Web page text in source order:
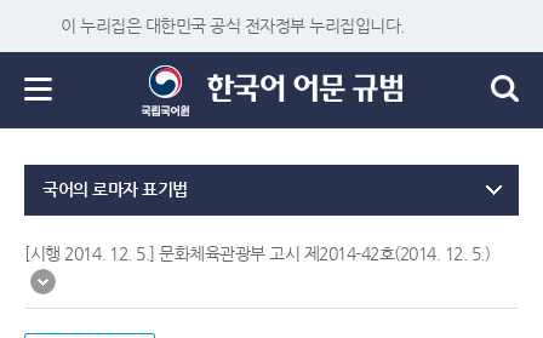
이 누리집은 대한민국 공식 전자정부 누리집입니다.
국어의 로마자 표기법
[시행 2014. 12. 5.] 문화체육관광부 고시 제2014-42호(2014. 12. 5.)